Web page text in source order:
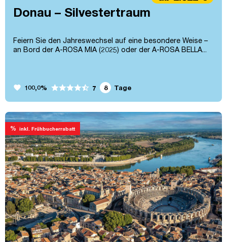
Donau – Silvestertraum
Feiern Sie den Jahreswechsel auf eine besondere Weise –
an Bord der A-ROSA MIA (2025) oder der A-ROSA BELLA...
favorite 100,0% 7 8 Tage
% inkl. Frühbucherrabatt